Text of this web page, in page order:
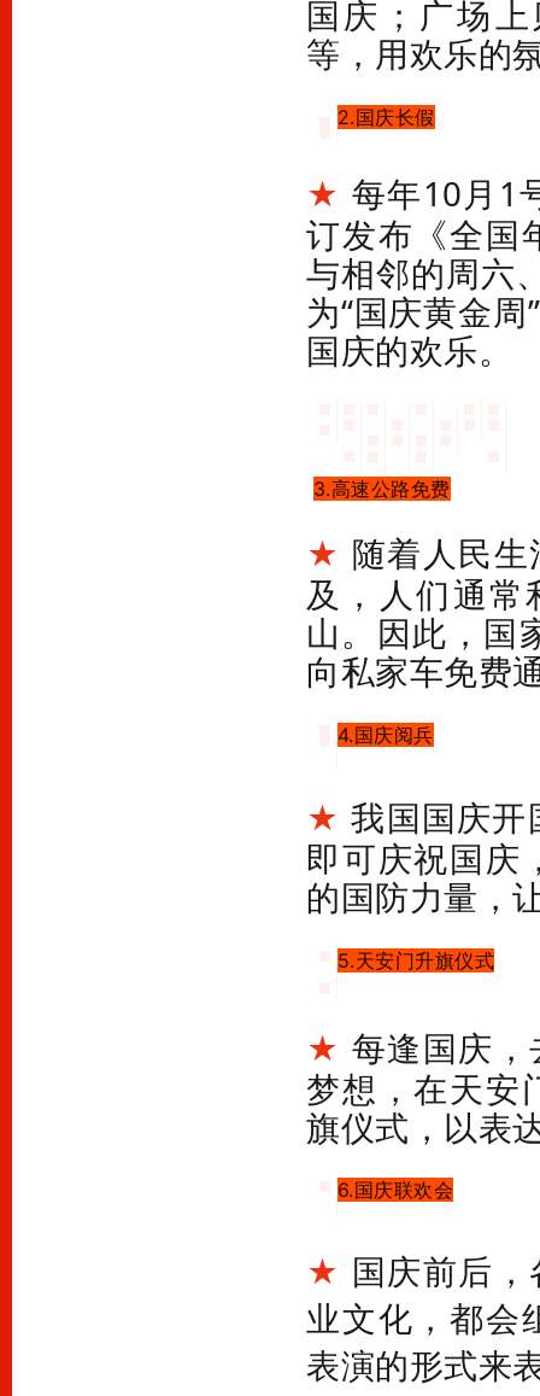
国庆；广场
等，用欢乐的
2.国庆长假
★ 每年10月1
订发布《全国
与相邻的周六
为“国庆黄金
国庆的欢乐。
3.高速公路免费
★ 随着人民
及，人们通
山。因此，国
向私家车免费
4.国庆阅兵
★我国国庆开
即可庆祝国庆
的国防力量，
5.天安门升旗仪式
★ 每逢国庆
梦想，在天安
旗仪式，以表
6.国庆联欢会
★ 国庆前后
业文化，都会
表演的形式来